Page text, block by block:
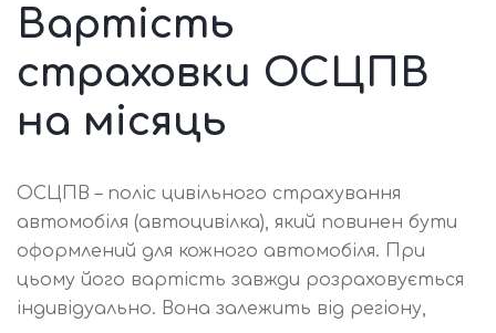
Вартість
страховки ОСЦПВ
на місяць
ОСЦПВ – поліс цивільного страхування
автомобіля (автоцивілка), який повинен бути
оформлений для кожного автомобіля. При
цьому його вартість завжди розраховується
індивідуально. Вона залежить від регіону,